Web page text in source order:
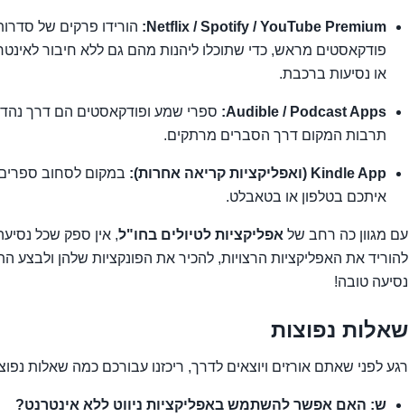
Netflix / Spotify / YouTube Premium:
הורידו פרקים של
פודקאסטים מראש, כדי שתוכלו ליהנות מהם גם ללא חיבור
או נסיעות ברכבת.
Audible / Podcast Apps:
ספרי שמע ופודקאסטים הם דרך
תרבות המקום דרך הסברים מרתקים.
Kindle App (ואפליקציות קריאה אחרות):
במקום לסחוב
איתכם בטלפון או בטאבלט.
עם מגוון כה רחב של אפליקציות לטיולים בחו"ל, אין ספק שכל
להוריד את האפליקציות הרצויות, להכיר את הפונקציות שלהן ולבצע
נסיעה טובה!
שאלות נפוצות
רגע לפני שאתם אורזים ויוצאים לדרך, ריכזנו עבורכם כמה שאלות
ש: האם אפשר להשתמש באפליקציות ניווט ללא אינטרנט?